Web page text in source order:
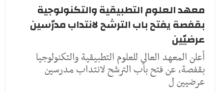
معهد العلوم التطبيقية والتكنولوجية
بقفصة يفتح باب الترشح لانتداب مدرّسين
عرضيّين
أعلن المعهد العالي للعلوم التطبيقية والتكنولوجيا
بقفصة، عن فتح باب الترشح لانتداب مدرسين
عرضيين ل